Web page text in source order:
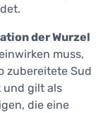
der Wurzel
muss,
zubereitete Sud
und gilt als
die eine